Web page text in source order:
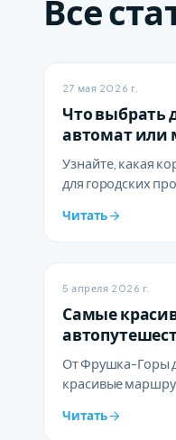
Все
27 мая 2026 г.
Что выбрать
автомат или
Узнайте, какая
для городских
Читать
5 апреля 2026 г.
Самые
От Фрушка-Горы
красивые
Читать